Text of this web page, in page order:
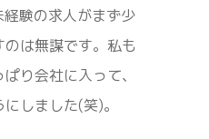
験の求人がまず少
は無謀です。私も
り会社に入って、
しました(笑)。